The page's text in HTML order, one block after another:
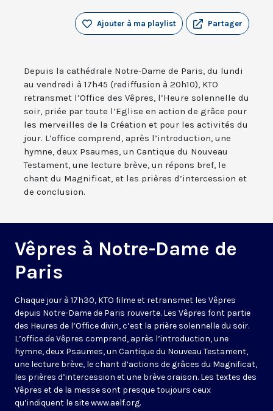
Partager
Ajouter à ma playlist
Depuis la cathédrale Notre-Dame de Paris, du lundi
au vendredi à 17h45 (rediffusion à 20h10), KTO
retransmet l’Office des Vêpres, l’Heure solennelle du
soir, priée par toute l’Eglise en action de grâce pour
les merveilles de la Création et pour les activités du
jour. L’office comprend, après l’introduction, une
hymne, deux Psaumes, un Cantique du Nouveau
Testament, une lecture brève, un répons bref, le
chant du Magnificat, et les prières d’intercession et
de conclusion.
Vêpres à Notre-Dame de
Paris
Chaque jour à 17h30, KTO filme et retransmet les Vêpres
depuis Notre-Dame de Paris rouverte. Les Vêpres font partie
des Heures de l’Office divin, c’est la prière solennelle du soir.
L’office de Vêpres comprend, après l’introduction, une
hymne, deux Psaumes, un Cantique du Nouveau Testament,
une lecture brève, le chant d’actions de grâces du Magnificat,
les prières d’intercession et une brève oraison. Les textes des
Vêpres et de la messe sont presque toujours ceux
qu’indiquent le sitewww.aelf.org.